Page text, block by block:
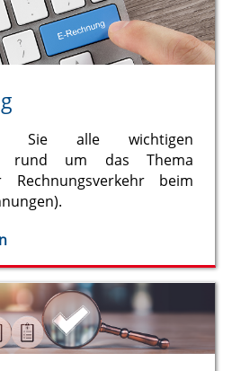
Sie alle wichtigen
rund um das Thema
Rechnungsverkehr beim